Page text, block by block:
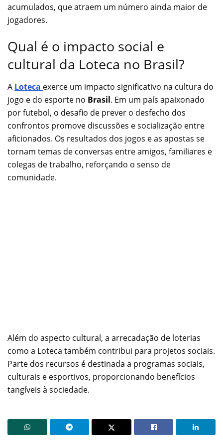
acumulados, que atraem um número ainda maior de
jogadores.
Qual é o impacto social e
cultural da Loteca no Brasil?
A Loteca exerce um impacto significativo na cultura do
jogo e do esporte no Brasil. Em um país apaixonado
por futebol, o desafio de prever o desfecho dos
confrontos promove discussões e socialização entre
aficionados. Os resultados dos jogos e as apostas se
tornam temas de conversas entre amigos, familiares e
colegas de trabalho, reforçando o senso de
comunidade.
Além do aspecto cultural, a arrecadação de loterias
como a Loteca também contribui para projetos sociais.
Parte dos recursos é destinada a programas sociais,
culturais e esportivos, proporcionando benefícios
tangíveis à sociedade.